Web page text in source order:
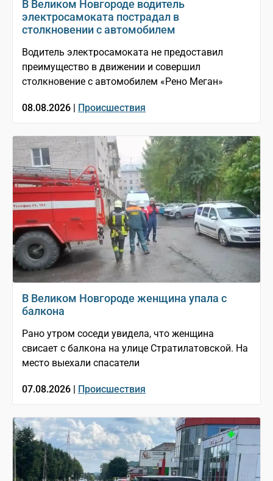
В Великом Новгороде водитель
электросамоката пострадал в
столкновении с автомобилем
Водитель электросамоката не предоставил
преимущество в движении и совершил
столкновение с автомобилем «Рено Меган»
08.08.2026 | Происшествия
В Великом Новгороде женщина упала с
балкона
Рано утром соседи увидела, что женщина
свисает с балкона на улице Стратилатовской. На
место выехали спасатели
07.08.2026 | Происшествия